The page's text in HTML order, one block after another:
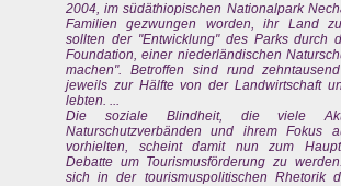
2004, im südäthiopischen Nationalpark
Familien gezwungen worden, ihr Land
sollten der "Entwicklung" des Parks durch
Foundation, einer niederländischen
machen". Betroffen sind rund
jeweils zur Hälfte von der Landwirtschaft
lebten. ...
Die soziale Blindheit, die viele
Naturschutzverbänden und ihrem Fokus
vorhielten, scheint damit nun zum
Debatte um Tourismusförderung zu
sich in der tourismuspolitischen Rhetorik